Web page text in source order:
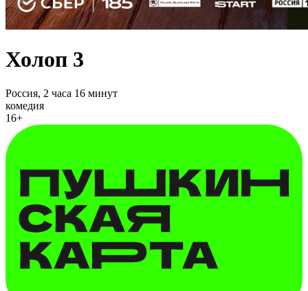
Холоп 3
Россия, 2 часа 16 минут
комедия
16+